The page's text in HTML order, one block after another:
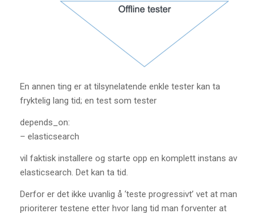
En annen ting er at tilsynelatende enkle tester kan ta
fryktelig lang tid; en test som tester
depends_on:
– elasticsearch
vil faktisk installere og starte opp en komplett instans av
elasticsearch. Det kan ta tid.
Derfor er det ikke uvanlig å ‘teste progressivt’ vet at man
prioriterer testene etter hvor lang tid man forventer at